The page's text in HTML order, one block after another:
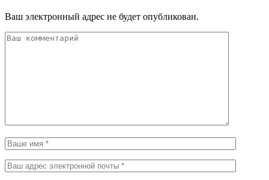
Ваш электронный адрес не будет опубликован.